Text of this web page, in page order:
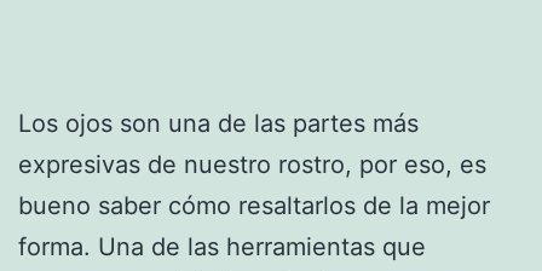
Los ojos son una de las partes más
expresivas de nuestro rostro, por eso, es
bueno saber cómo resaltarlos de la mejor
forma. Una de las herramientas que